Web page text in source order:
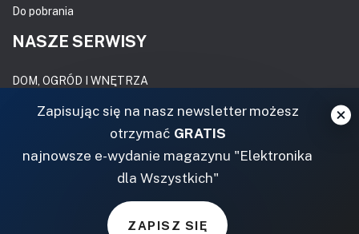
Do pobrania
NASZE SERWISY
DOM, OGRÓD I WNĘTRZA
BudujemyDom.pl
Projekty.BudujemyDom.pl
CoZaIle.pl
Informator Budownictwa
CzasNaWnetrze.pl
Zapisując się na nasz newsletter możesz
otrzymać GRATIS
najnowsze e-wydanie magazynu "Elektronika
dla Wszystkich"
ZAPISZ SIĘ